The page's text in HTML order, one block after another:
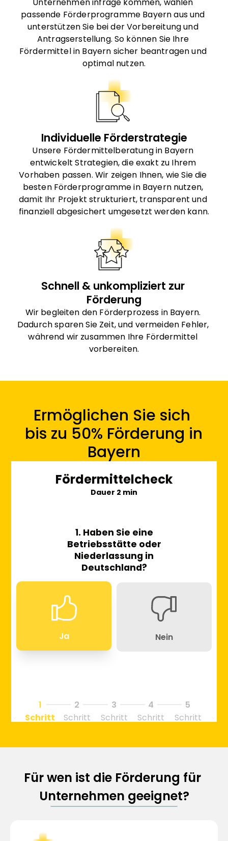
passende Förderprogramme Bayern aus und
unterstützen Sie bei der Vorbereitung und
Antragserstellung. So können Sie Ihre
Fördermittel in Bayern sicher beantragen und
optimal nutzen.
Individuelle Förderstrategie
Unsere Fördermittelberatung in Bayern
entwickelt Strategien, die exakt zu Ihrem
Vorhaben passen. Wir zeigen Ihnen, wie Sie die
besten Förderprogramme in Bayern nutzen,
damit Ihr Projekt strukturiert, transparent und
finanziell abgesichert umgesetzt werden kann.
Schnell & unkompliziert zur
Förderung
Wir begleiten den Förderprozess in Bayern.
Dadurch sparen Sie Zeit, und vermeiden Fehler,
während wir zusammen Ihre Fördermittel
vorbereiten.
Ermöglichen Sie sich
bis zu 50% Förderung in
Bayern
Für wen ist die Förderung für
Unternehmen geeignet?